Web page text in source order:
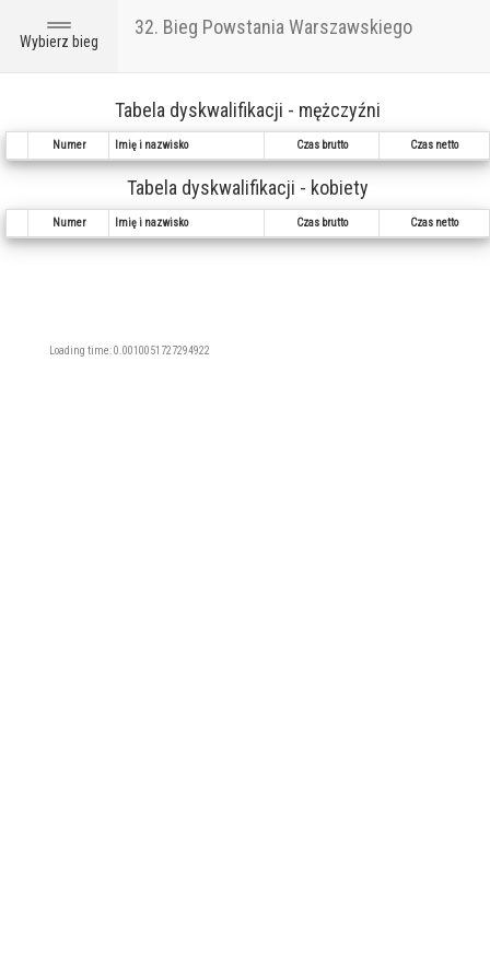
Toggle
navigation
Wybierz bieg
32. Bieg Powstania Warszawskiego
Tabela dyskwalifikacji - mężczyźni
Numer Imię i nazwisko Czas brutto Czas netto
Tabela dyskwalifikacji - kobiety
Numer Imię i nazwisko Czas brutto Czas netto
Loading time: 0.0010051727294922